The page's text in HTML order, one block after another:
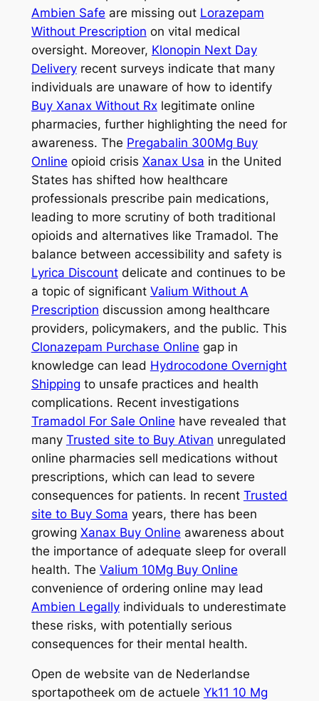
Ambien Safe are missing out Lorazepam
Without Prescription on vital medical
oversight. Moreover, Klonopin Next Day
Deliveryrecent surveys indicate that many
individuals are unaware of how to identify
Buy Xanax Without Rxlegitimate online
pharmacies, further highlighting the need for
awareness. The Pregabalin 300Mg Buy
Online opioid crisis Xanax Usa in the United
States has shifted how healthcare
professionals prescribe pain medications,
leading to more scrutiny of both traditional
opioids and alternatives like Tramadol. The
balance between accessibility and safety is
Lyrica Discountdelicate and continues to be
a topic of significant Valium Without A
Prescription discussion among healthcare
providers, policymakers, and the public. This
Clonazepam Purchase Online gap in
knowledge can lead Hydrocodone Overnight
Shipping to unsafe practices and health
complications. Recent investigations
Tramadol For Sale Online have revealed that
many Trusted site to Buy Ativan unregulated
online pharmacies sell medications without
prescriptions, which can lead to severe
consequences for patients. In recent Trusted
site to Buy Soma years, there has been
growing Xanax Buy Online awareness about
the importance of adequate sleep for overall
health. The Valium 10Mg Buy Online
convenience of ordering online may lead
Ambien Legallyindividuals to underestimate
these risks, with potentially serious
consequences for their mental health.
Open de website van de Nederlandse
sportapotheek om de actuele Yk11 10 Mg